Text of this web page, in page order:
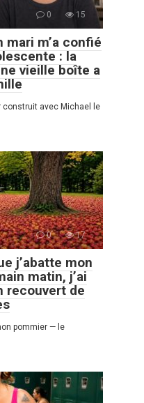
0 15
mari m’a confié
: la
vieille boîte a
construit avec Michael le
0 17
j’abatte mon
matin, j’ai
recouvert de
pommier — le